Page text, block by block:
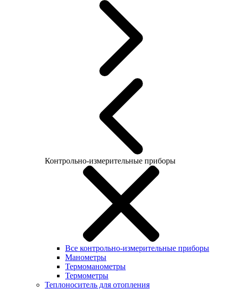
Контрольно-измерительные приборы
Все контрольно-измерительные приборы
Манометры
Термоманометры
Термометры
Теплоноситель для отопления